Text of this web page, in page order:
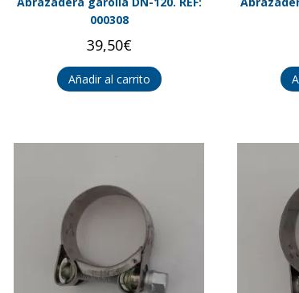
000308
39,50€
Añadir al carrito